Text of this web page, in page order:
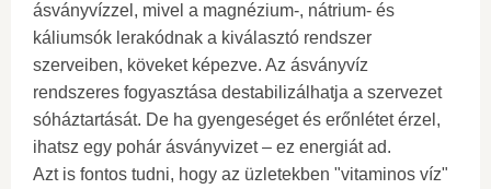
ásványvízzel, mivel a magnézium-, nátrium- és
káliumsók lerakódnak a kiválasztó rendszer
szerveiben, köveket képezve. Az ásványvíz
rendszeres fogyasztása destabilizálhatja a szervezet
sóháztartását. De ha gyengeséget és erőnlétet érzel,
ihatsz egy pohár ásványvizet – ez energiát ad.
Azt is fontos tudni, hogy az üzletekben "vitaminos víz"